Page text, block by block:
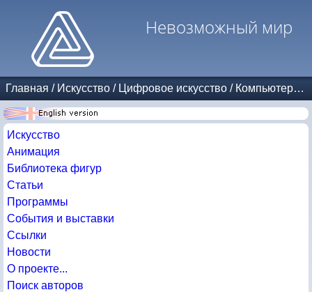
Невозможный мир
Главная / Искусство / Цифровое искусство / Компьютерная графика
Искусство
Анимация
Библиотека фигур
Статьи
Программы
События и выставки
Ссылки
Новости
О проекте...
Поиск авторов